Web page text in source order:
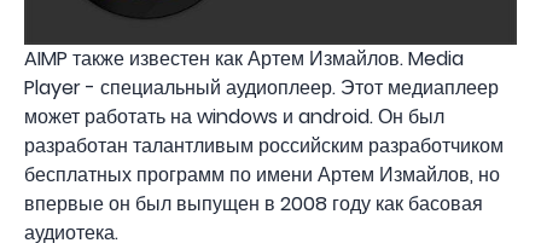
AIMP также известен как Артем Измайлов. Media
Player - специальный аудиоплеер. Этот медиаплеер
может работать на windows и android. Он был
разработан талантливым российским разработчиком
бесплатных программ по имени Артем Измайлов, но
впервые он был выпущен в 2008 году как басовая
аудиотека.